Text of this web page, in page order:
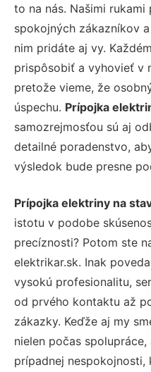
to na nás. Našimi
spokojných zákazníkov
nim pridáte aj vy.
prispôsobiť a vyhovieť v
pretože vieme, že
úspechu. Prípojka
samozrejmosťou sú aj
detailné poradenstvo,
výsledok bude presne
Prípojka elektriny na
istotu v podobe
precíznosti? Potom ste
elektrikar.sk. Inak
vysokú profesionalitu,
od prvého kontaktu až
zákazky. Keďže aj my
nielen počas
prípadnej